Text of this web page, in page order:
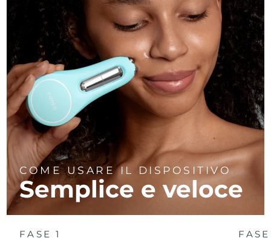
COME USARE IL DISPOSITIVO
Semplice e veloce
FASE 1